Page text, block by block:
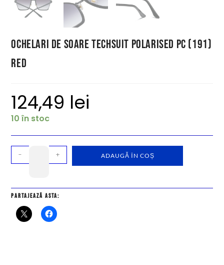
Ochelari de Soare Techsuit Polarised PC (191)
Red
124,49 lei
10 în stoc
- + ADAUGĂ ÎN COȘ
Partajează asta: